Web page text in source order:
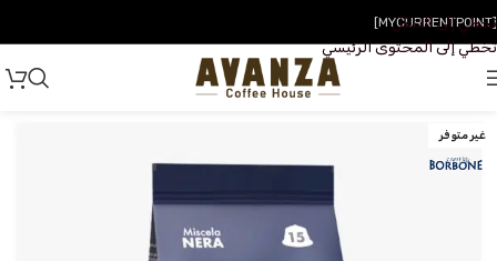
تخطي إلى التنقل
تخطي إلى المحتوى الرئيسي
[MYCURRENTPOINT]
غير متوفر